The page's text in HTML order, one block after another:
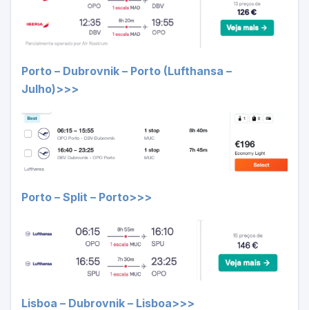
Porto – Dubrovnik – Porto (Lufthansa –
Julho)>>>
Porto – Split – Porto>>>
Lisboa – Dubrovnik – Lisboa>>>